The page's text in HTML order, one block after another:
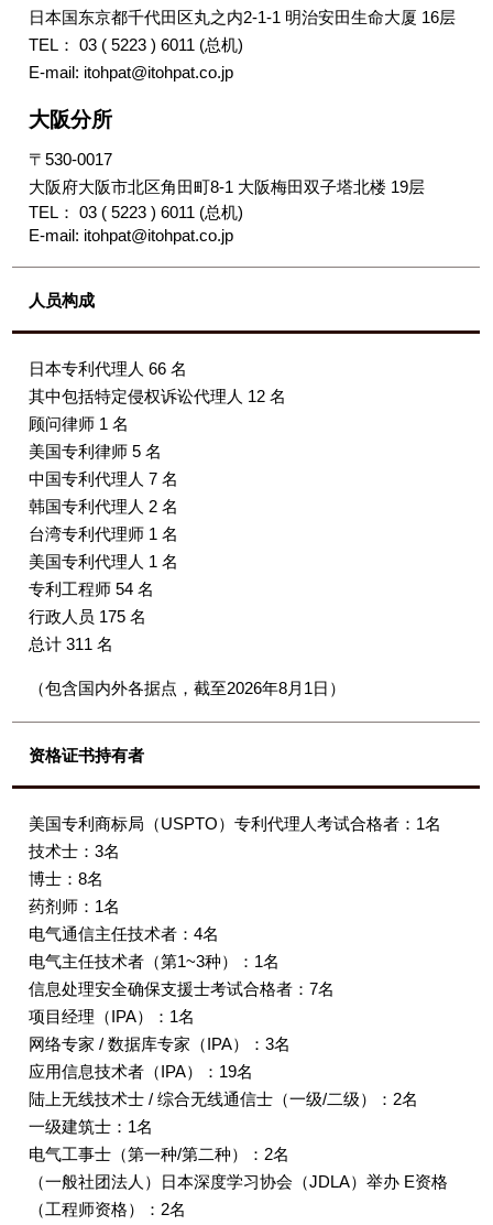
日本国东京都千代田区丸之内2-1-1 明治安田生命大厦 16层
TEL： 03 ( 5223 ) 6011 (总机)
E-mail: itohpat@itohpat.co.jp
大阪分所
〒530-0017
大阪府大阪市北区角田町8-1 大阪梅田双子塔北楼 19层
TEL： 03 ( 5223 ) 6011 (总机)
E-mail: itohpat@itohpat.co.jp
人员构成
日本专利代理人 66 名
其中包括特定侵权诉讼代理人 12 名
顾问律师 1 名
美国专利律师 5 名
中国专利代理人 7 名
韩国专利代理人 2 名
台湾专利代理师 1 名
美国专利代理人 1 名
专利工程师 54 名
行政人员 175 名
总计 311 名
（包含国内外各据点，截至2026年8月1日）
资格证书持有者
美国专利商标局（USPTO）专利代理人考试合格者：1名
技术士：3名
博士：8名
药剂师：1名
电气通信主任技术者：4名
电气主任技术者（第1~3种）：1名
信息处理安全确保支援士考试合格者：7名
项目经理（IPA）：1名
网络专家 / 数据库专家（IPA）：3名
应用信息技术者（IPA）：19名
陆上无线技术士 / 综合无线通信士（一级/二级）：2名
一级建筑士：1名
电气工事士（第一种/第二种）：2名
（一般社团法人）日本深度学习协会（JDLA）举办 E资格
（工程师资格）：2名